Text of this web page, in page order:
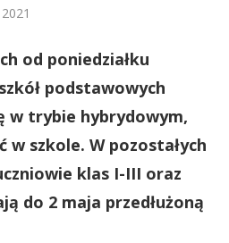
od poniedziałku
podstawowych
w trybie hybrydowym,
w szkole. W pozostałych
klas I-III oraz
do 2 maja przedłużoną